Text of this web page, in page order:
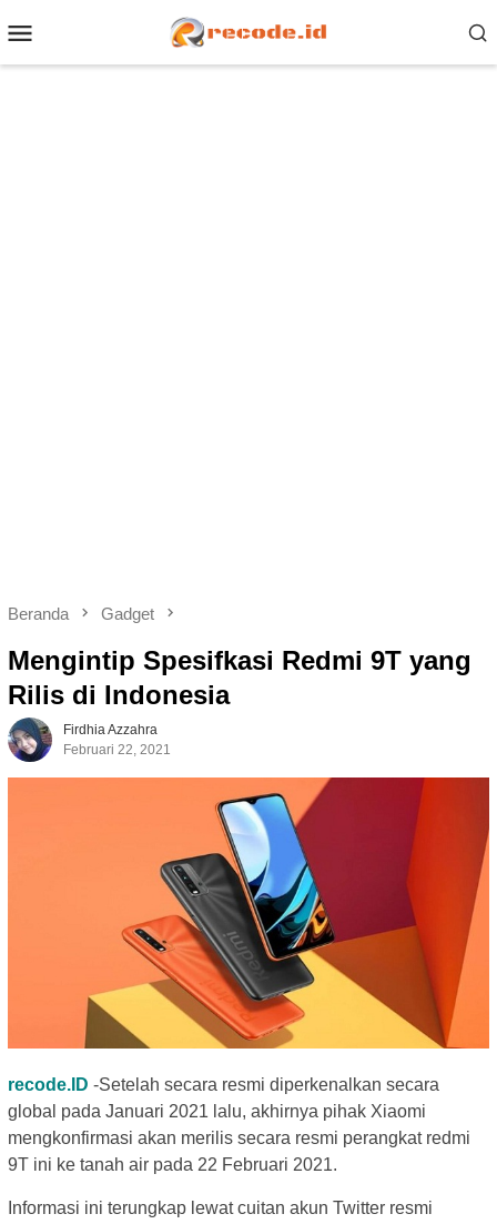
ke
kontenMobile
Beranda Gadget
Mengintip Spesifkasi Redmi 9T yang
Rilis di Indonesia
Firdhia Azzahra
Februari 22, 2021
recode.ID -Setelah secara resmi diperkenalkan secara
global pada Januari 2021 lalu, akhirnya pihak Xiaomi
mengkonfirmasi akan merilis secara resmi perangkat redmi
9T ini ke tanah air pada 22 Februari 2021.
Informasi ini terungkap lewat cuitan akun Twitter resmi